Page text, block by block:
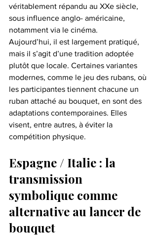
véritablement répandu au XXe siècle,
sous influence anglo- américaine,
notamment via le cinéma.
Aujourd’hui, il est largement pratiqué,
mais il s’agit d’une tradition adoptée
plutôt que locale. Certaines variantes
modernes, comme le jeu des rubans, où
les participantes tiennent chacune un
ruban attaché au bouquet, en sont des
adaptations contemporaines. Elles
visent, entre autres, à éviter la
compétition physique.
Espagne / Italie : la
transmission
symbolique comme
alternative au lancer de
bouquet